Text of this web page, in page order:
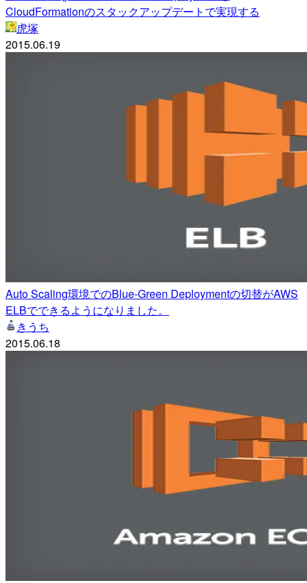
CloudFormationのスタックアップデートで実現する
虎塚
2015.06.19
Auto Scaling環境でのBlue-Green Deploymentの切替がAWS
ELBでできるようになりました。
きうち
2015.06.18